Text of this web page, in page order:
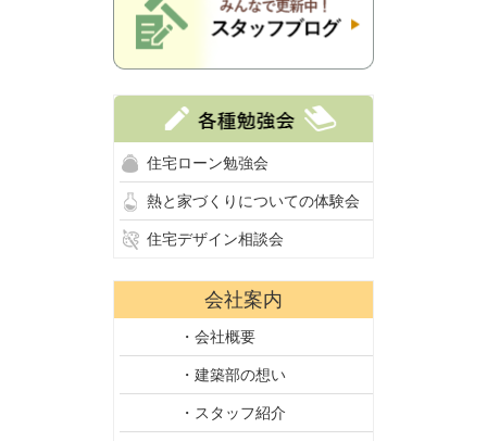
住宅ローン勉強会
熱と家づくりについての体験会
住宅デザイン相談会
会社案内
・会社概要
・建築部の想い
・スタッフ紹介